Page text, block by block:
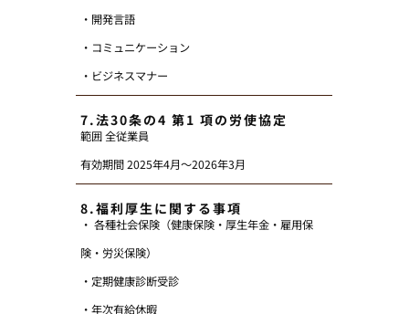
・開発言語
・コミュニケーション
・ビジネスマナー
7.法30条の4 第1 項の労使協定
範囲 全従業員
有効期間 2025年4月～2026年3月
8.福利厚生に関する事項
・ 各種社会保険（健康保険・厚生年金・雇用保
険・労災保険）
・定期健康診断受診
・年次有給休暇